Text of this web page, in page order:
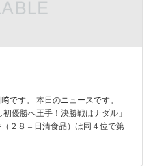
です。 本日のニュースです。
優勝へ王手！決勝戦はナダル」
２８＝日清食品）は同４位で第